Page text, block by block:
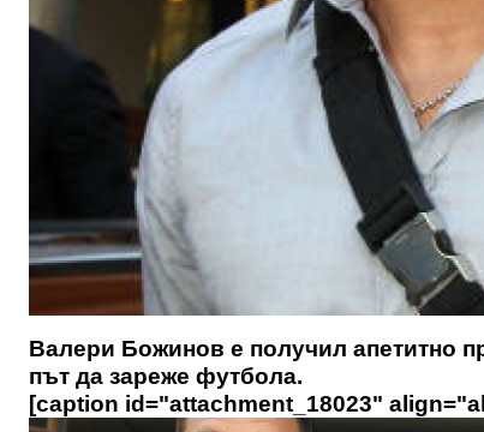
Валери Божинов е получил апетитно
път да зареже футбола.
[caption id="attachment_18023"